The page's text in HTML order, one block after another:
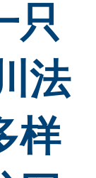
只
法
样